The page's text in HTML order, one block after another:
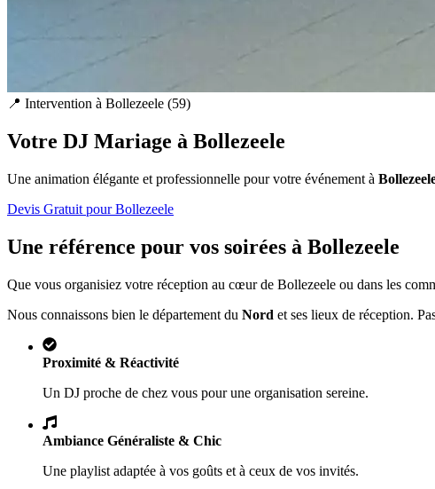
📍 Intervention à Bollezeele (59)
Votre DJ Mariage à Bollezeele
Une animation élégante et professionnelle pour votre événement à
Devis Gratuit pourBollezeele
Une référence pour vos soirées à Bollezeele
Que vous organisiez votre réception au cœur de Bollezeele ou dans les
Nous connaissons bien le département du Nord et ses lieux de réception.
Proximité & Réactivité
Un DJ proche de chez vous pour une organisation sereine.
Ambiance Généraliste & Chic
Une playlist adaptée à vos goûts et à ceux de vos invités.